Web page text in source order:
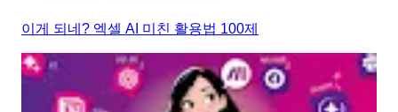
이게 되네? 엑셀 AI 미친 활용법 100제